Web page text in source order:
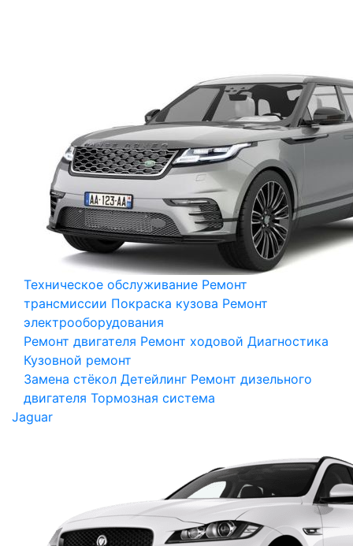
Техническое обслуживание Ремонт
трансмиссии Покраска кузова Ремонт
электрооборудования
Ремонт двигателя Ремонт ходовой Диагностика
Кузовной ремонт
Замена стёкол Детейлинг Ремонт дизельного
двигателя Тормозная система
Jaguar